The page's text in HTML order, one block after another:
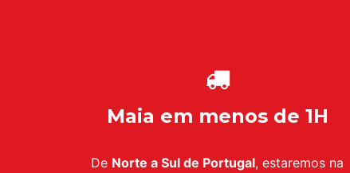
Maia em menos de 1H
De Norte a Sul de Portugal, estaremos na